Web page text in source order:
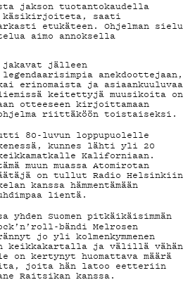
jakson tuotantokaudella
käsikirjoiteta, saati
etukäteen. Ohjelman sielu
aimo annoksella
jakavat jälleen
anekdoottejaan,
erinomaista ja asiaankuuluvaa
keitettyjä muusikoita on
otteeseen kirjoittamaan
riittäköön toistaiseksi.
80-luvun loppupuolelle
kunnes lähti yli 20
Kaliforniaan.
muun muassa Atomirotan
on tullut Radio Helsinkiin
kanssa hämmentämään
lientä.
yhden Suomen pitkäikäisimmän
bändi Melrosen
jo yli kolmenkymmenen
keikkakartalla ja välillä vähän
on kertynyt huomattava määrä
joita hän latoo eetteriin
Raitsikan kanssa.